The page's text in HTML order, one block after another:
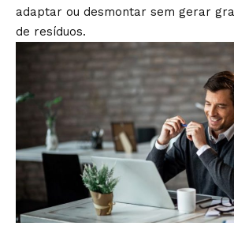
adaptar ou desmontar sem gerar
de resíduos.